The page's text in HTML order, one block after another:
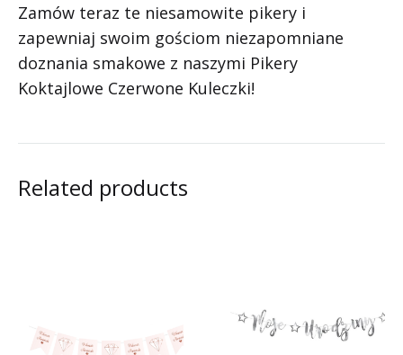
Zamów teraz te niesamowite pikery i
zapewniaj swoim gościom niezapomniane
doznania smakowe z naszymi Pikery
Koktajlowe Czerwone Kuleczki!
Related products